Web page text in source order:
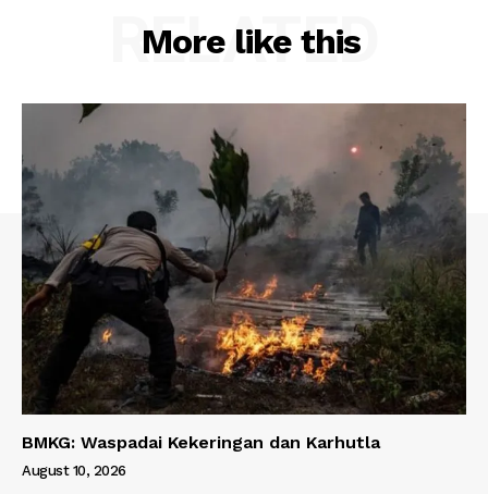
More like this
RELATED
BMKG: Waspadai Kekeringan dan Karhutla
August 10, 2026